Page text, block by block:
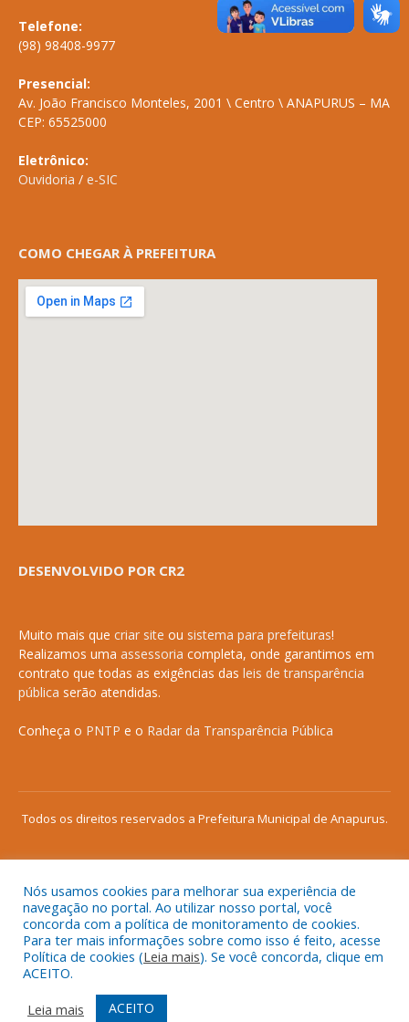
Telefone:
(98) 98408-9977
Presencial:
Av. João Francisco Monteles, 2001 \ Centro \ ANAPURUS – MA
CEP: 65525000
Eletrônico:
Ouvidoria / e-SIC
COMO CHEGAR À PREFEITURA
DESENVOLVIDO POR CR2
Muito mais que criar site ou sistema para prefeituras!
Realizamos uma assessoria completa, onde garantimos em
contrato que todas as exigências das leis de transparência
pública serão atendidas.
Conheça o PNTP e o Radar da Transparência Pública
Todos os direitos reservados a Prefeitura Municipal de Anapurus.
Mapa do Site
Acessar Área Administrativa
Acessar o Webmail
Nós usamos cookies para melhorar sua experiência de
navegação no portal. Ao utilizar nosso portal, você
concorda com a política de monitoramento de cookies.
Para ter mais informações sobre como isso é feito, acesse
Política de cookies (Leia mais). Se você concorda, clique em
ACEITO.
Leia mais
ACEITO